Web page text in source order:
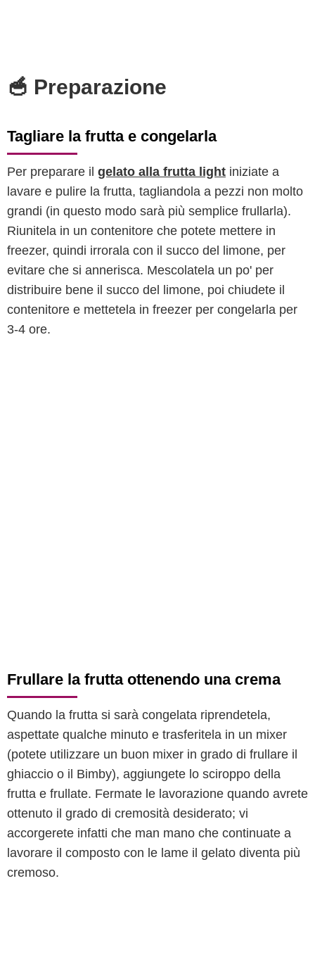
🥣 Preparazione
Tagliare la frutta e congelarla
Per preparare il gelato alla frutta light iniziate a
lavare e pulire la frutta, tagliandola a pezzi non molto
grandi (in questo modo sarà più semplice frullarla).
Riunitela in un contenitore che potete mettere in
freezer, quindi irrorala con il succo del limone, per
evitare che si annerisca. Mescolatela un po' per
distribuire bene il succo del limone, poi chiudete il
contenitore e mettetela in freezer per congelarla per
3-4 ore.
Frullare la frutta ottenendo una crema
Quando la frutta si sarà congelata riprendetela,
aspettate qualche minuto e trasferitela in un mixer
(potete utilizzare un buon mixer in grado di frullare il
ghiaccio o il Bimby), aggiungete lo sciroppo della
frutta e frullate. Fermate le lavorazione quando avrete
ottenuto il grado di cremosità desiderato; vi
accorgerete infatti che man mano che continuate a
lavorare il composto con le lame il gelato diventa più
cremoso.